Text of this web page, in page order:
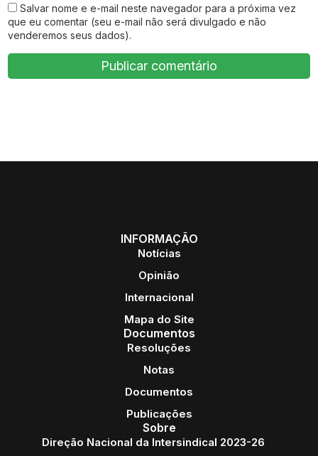
Salvar nome e e-mail neste navegador para a próxima vez
que eu comentar (seu e-mail não será divulgado e não
venderemos seus dados).
INFORMAÇÃO
Notícias
Opinião
Internacional
Mapa do Site
Documentos
Resoluções
Notas
Documentos
Publicações
Sobre
Direção Nacional da Intersindical 2023-26